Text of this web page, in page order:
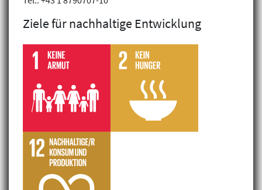
Filterergebnis: 1 gefunden
Nachhaltige biologische
Landwirtschaft in Nepal
Nepal, Jugend Eine Welt – Don Bosco
Aus- & Weiterbildung, Ländliche Entwicklung &
Ernährungssicherheit
Ziele für nachhaltige Entwicklung